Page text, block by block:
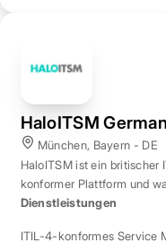
HaloITSM
München, Bayern - DE
HaloITSM ist ein
konformer Plattform und
Markt.
Dienstleistungen
ITIL-4-konformes Service